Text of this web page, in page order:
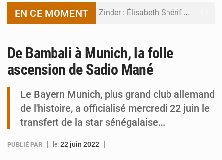
EN CE MOMENT Zinder : Élisabeth Shérif visite l’école Birni Garçon
Tibiri : le dialogue, nouveau terrain de jeu pour la paix
De Bambali à Munich, la folle
ascension de Sadio Mané
Le Bayern Munich, plus grand club allemand
de l'histoire, a officialisé mercredi 22 juin le
transfert de la star sénégalaise…
PUBLIÉ PAR le:22 juin 2022